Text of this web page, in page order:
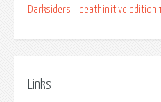
Darksiders ii deathinitive edition
Links